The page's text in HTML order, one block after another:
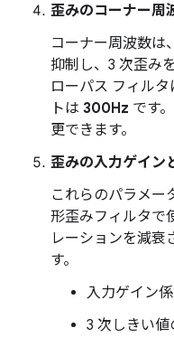
歪みのコーナー周
コーナー周波数は
抑制し、3 次歪み
ローパス フィル
トは 300Hz です
更できます。
歪みの入力ゲイン
これらのパラメー
形歪みフィルタで
レーションを減衰
す。
入力ゲイン
3 次しきい